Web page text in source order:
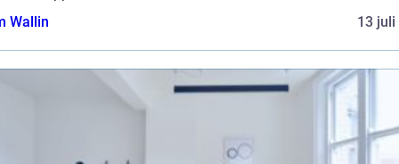
Wallin
13 juli